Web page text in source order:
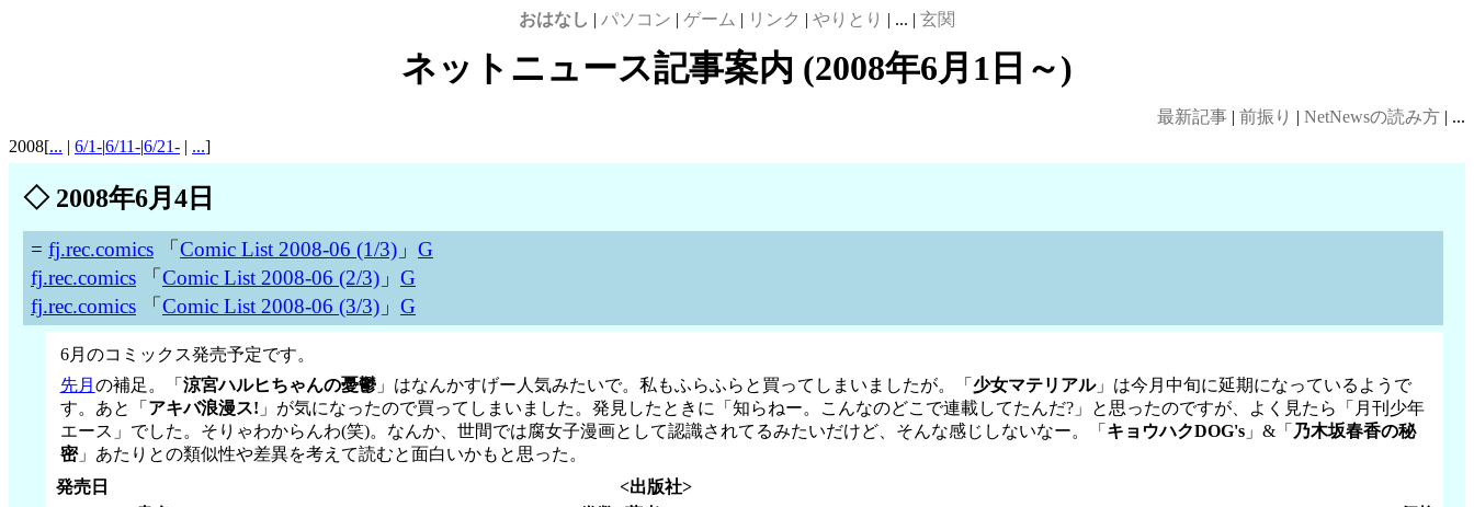
おはなし | パソコン | ゲーム | リンク | やりとり | ... | 玄関
ネットニュース記事案内 (2008年6月1日～)
最新記事 | 前振り | NetNewsの読み方 | ...
2008[... | 6/1-|6/11-|6/21- | ...]
◇2008年6月4日
= fj.rec.comics「Comic List 2008-06 (1/3)」 G
fj.rec.comics「Comic List 2008-06 (2/3)」 G
fj.rec.comics「Comic List 2008-06 (3/3)」 G
6月のコミックス発売予定です。
先月 の補足。「 涼宮ハルヒちゃんの憂鬱」はなんかすげー人気みたいで。私もふらふらと買ってしまいましたが。「 少女マテリアル」は今月中旬に延期になっているようで
す。あと「 アキバ浪漫ス! 」が気になったので買ってしまいました。発見したときに「知らねー。こんなのどこで連載してたんだ?」と思ったのですが、よく見たら「月刊少年
エース」でした。そりゃわからんわ(笑)。なんか、世間では腐女子漫画として認識されてるみたいだけど、そんな感じしないなー。「 キョウハクDOG's」&「 乃木坂春香の秘
密」あたりとの類似性や差異を考えて読むと面白いかもと思った。
発売日
<出版社>